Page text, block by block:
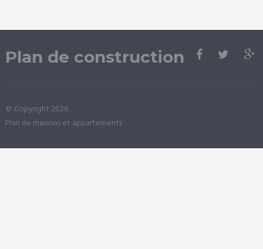
Plan de construction
© Copyright 2026.
Plan de maisons et appartements